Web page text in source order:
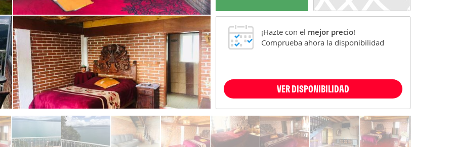
¡Hazte con el mejor precio!
Comprueba ahora la disponibilidad
VER DISPONIBILIDAD